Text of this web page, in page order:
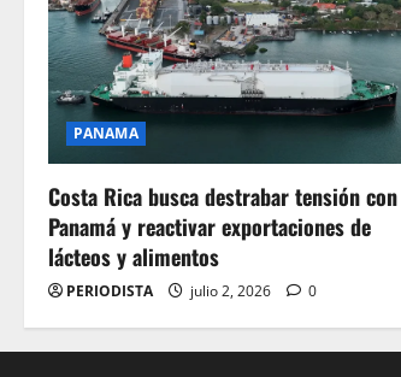
PANAMA
Costa Rica busca destrabar tensión con
Panamá y reactivar exportaciones de
lácteos y alimentos
PERIODISTA julio 2, 2026 0